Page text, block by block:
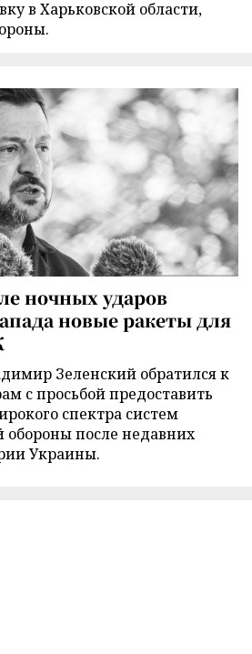
в Харьковской области,
ночных ударов
новые ракеты для
Зеленский обратился к
с просьбой предоставить
спектра систем
после недавних
Украины.